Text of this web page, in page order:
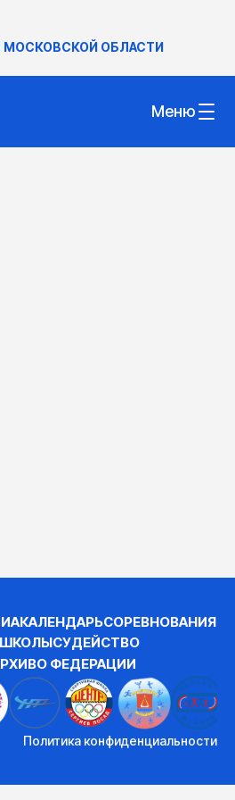
МОСКОВСКОЙ ОБЛАСТИ
Меню
КАЛЕНДАРЬСОРЕВНОВАНИЯ
СУДЕЙСТВО
О ФЕДЕРАЦИИ
Политика конфиденциальности